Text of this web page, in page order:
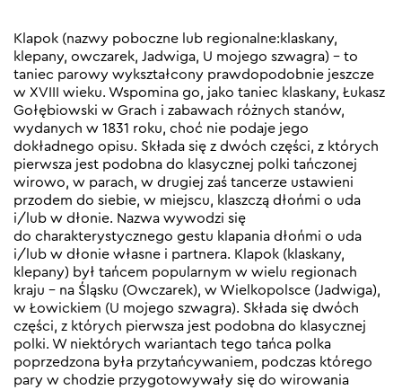
Klapok (nazwy poboczne lub regionalne:klaskany,
klepany, owczarek, Jadwiga, U mojego szwagra) – to
taniec parowy wykształcony prawdopodobnie jeszcze
w XVIII wieku. Wspomina go, jako taniec klaskany, Łukasz
Gołębiowski w Grach i zabawach różnych stanów,
wydanych w 1831 roku, choć nie podaje jego
dokładnego opisu. Składa się z dwóch części, z których
pierwsza jest podobna do klasycznej polki tańczonej
wirowo, w parach, w drugiej zaś tancerze ustawieni
przodem do siebie, w miejscu, klaszczą dłońmi o uda
i/lub w dłonie. Nazwa wywodzi się
do charakterystycznego gestu klapania dłońmi o uda
i/lub w dłonie własne i partnera. Klapok (klaskany,
klepany) był tańcem popularnym w wielu regionach
kraju – na Śląsku (Owczarek), w Wielkopolsce (Jadwiga),
w Łowickiem (U mojego szwagra). Składa się dwóch
części, z których pierwsza jest podobna do klasycznej
polki. W niektórych wariantach tego tańca polka
poprzedzona była przytańcywaniem, podczas którego
pary w chodzie przygotowywały się do wirowania